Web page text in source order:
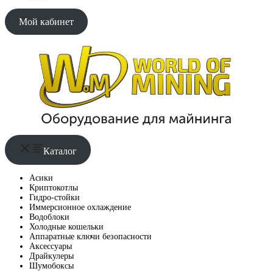
Мой кабинет
Каталог
Асики
Криптокотлы
Гидро-стойки
Иммерсионное охлаждение
Водоблоки
Холодные кошельки
Аппаратные ключи безопасности
Аксессуары
Драйкулеры
Шумобоксы